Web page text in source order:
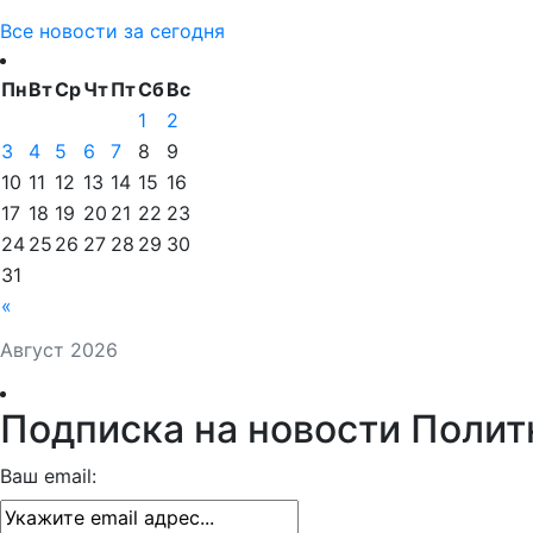
Все новости за сегодня
Август 2026
ПнВтСрЧтПтСбВс
«
1
2
3
4 5 6 7 8
9
10 11 12 13 14 15 16
17 18 19 20 21 22 23
24 25 26 27 28 29 30
31
Подписка на новости
Ваш email: